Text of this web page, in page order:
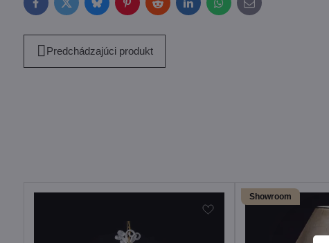
FacebookTwitterBlueskyPinterestRedditLinkedInWhatsApp
E-
mail
Predchádzajúci produkt
Showroom